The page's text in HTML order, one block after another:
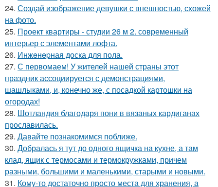
24. Создай изображение девушки с внешностью, схожей
на фото.
25. Проект квартиры - студии 26 м 2. современный
интерьер с элементами лофта.
26. Инжeнepная доска для пола.
27. С первомаем! У жителей нашей страны этот
праздник ассоциируется с демонстрациями,
шашлыками, и, конечно же, с посадкой картошки на
огородах!
28. Шотландия благодаря пони в вязаных кардиганах
прославилась.
29. Давайте познакомимся поближе.
30. Добралась я тут до одного ящичка на кухне, а там
клад, ящик с термосами и термокружками, причем
разными, большими и маленькими, старыми и новыми.
31. Кому-то достаточно просто места для хранения, а